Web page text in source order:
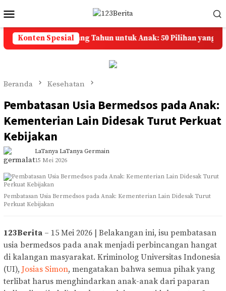
ke
kontenMobile
Konten Spesial
Selamat Ulang Tahun untuk Anak: 50 Pilihan yang
Beranda Kesehatan
Pembatasan Usia Bermedsos pada Anak:
Kementerian Lain Didesak Turut Perkuat
Kebijakan
LaTanya LaTanya Germain
15 Mei 2026
Pembatasan Usia Bermedsos pada Anak: Kementerian Lain Didesak Turut
Perkuat Kebijakan
123Berita – 15 Mei 2026 | Belakangan ini, isu pembatasan
usia bermedsos pada anak menjadi perbincangan hangat
di kalangan masyarakat. Kriminolog Universitas Indonesia
(UI), Josias Simon, mengatakan bahwa semua pihak yang
terlibat harus menghindarkan anak-anak dari paparan